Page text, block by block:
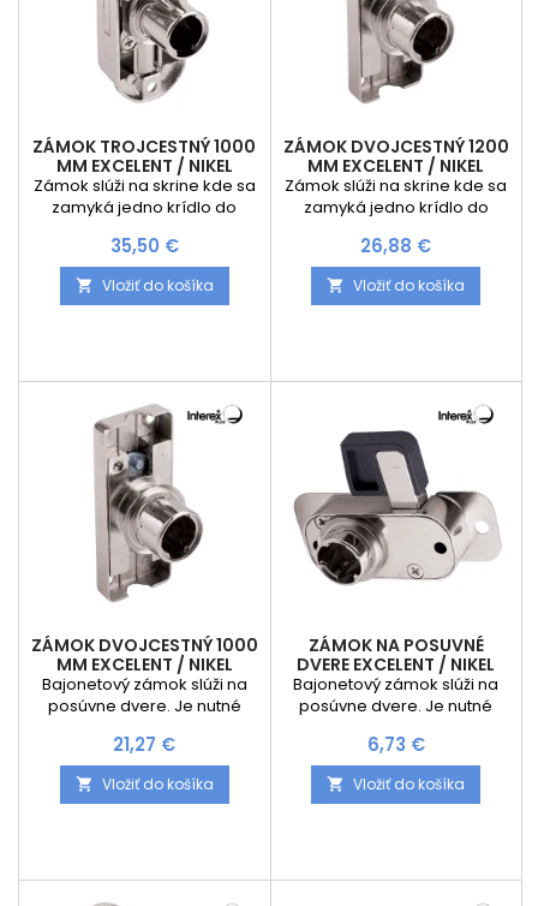
ZÁMOK TROJCESTNÝ 1000
MM EXCELENT / NIKEL
Zámok slúži na skrine kde sa
zamyká jedno krídlo do
korpusu. Je nutné dokúpiť
vložku podľa potreby.
Výhodou vymeniteľnej vložky
Cena
35,50 €
 Vložiť do košíka
ZÁMOK DVOJCESTNÝ 1200
MM EXCELENT / NIKEL
Zámok slúži na skrine kde sa
zamyká jedno krídlo do
korpusu. Je nutné dokúpiť
vložku podľa potreby.
Výhodou vymeniteľnej vložky
Cena
26,88 €
 Vložiť do košíka
ZÁMOK DVOJCESTNÝ 1000
MM EXCELENT / NIKEL
Bajonetový zámok slúži na
posúvne dvere. Je nutné
potreby. Výhodou
vymeniteľnej vložky je
možnosť výberu na jeden
Cena
21,27 €
 Vložiť do košíka
ZÁMOK NA POSUVNÉ
DVERE EXCELENT / NIKEL
Bajonetový zámok slúži na
posúvne dvere. Je nutné
potreby. Výhodou
vymeniteľnej vložky je
možnosť výberu na jeden
Cena
6,73 €
 Vložiť do košíka